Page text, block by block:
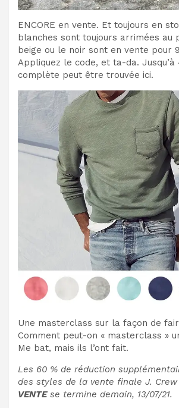
ENCORE en vente. Et toujours en
blanches sont toujours arrimées au
beige ou le noir sont en vente pour
Appliquez le code, et ta-da. Jusqu’à
complète peut être trouvée ici.
Une masterclass sur la façon de
Comment peut-on « masterclass »
Me bat, mais ils l’ont fait.
Les 60 % de réduction
des styles de la vente finale J. Crew
VENTEse termine demain, 13/07/21.